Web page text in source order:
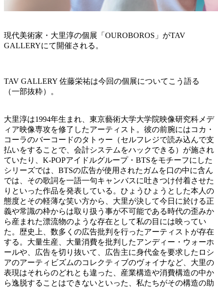
現代美術家・大里淳の個展「OUROBOROS」がTAV
GALLERYにて開催される。
TAV GALLERY 佐藤栄祐は今回の個展についてこう語る
（一部抜粋）。
大里淳は1994年生まれ、東京藝術大学大学院映像研究科メデ
ィア映像専攻を修了したアーティスト。彼の前腕にはコカ・
コーラのバーコードのタトゥー（セルフレジで読み込んで支
払いをすることで、会計システムをハックできる）が施され
ていたり、K-POPアイドルグループ・BTSをモチーフにした
シリーズでは、BTSの広告が使用されたガムを口の中に含ん
では、その歌詞を一語一句キャンバスに吐きつけ付着させた
りといった作品を発表している。ひょうひょうとした本人の
態度とその軽薄な笑い方から、大里が決して今日に於ける正
義や常識の枠からは取り扱う事が不可能である時代の歪みか
ら産まれた漂流物のような存在として私の目には映ってい
た。歴史上、数多くの広告批判を行ったアーティストが存在
する。大量生産、大量消費を批判したアンディー・ウォーホ
ールや、広告を切り抜いて、広告主に身代金を要求したロシ
アのアーティビズムのコレクティブのヴォイナなど、大里の
表現はそれらのどれとも違った、産業構造や消費構造の中か
ら逸脱することはできないといった、私たちがその構造の助